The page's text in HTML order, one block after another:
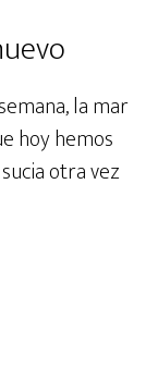
la mar
hoy hemos
otra vez